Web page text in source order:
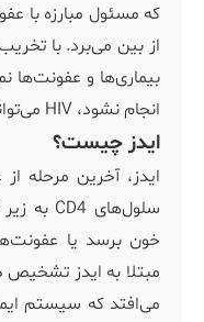
که مسئول مبارزه با
از بین می‌برد. با
بیماری‌ها و عفونت‌ها
انجام نشود، HIV می‌تواند به ایدز تبدیل شود.
ایدز چیست؟
خون برسد یا
مبتلا به ایدز تشخیص
می‌افتد که سیستم